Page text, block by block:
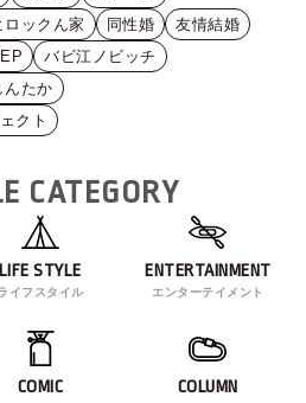
ロックん家 同性婚
友情結婚
バビ江ノビッチ
んたか
クト
CATEGORY
LIFE STYLE
イフスタイル
ENTERTAINMENT
エンターテイメント
COMIC COLUMN